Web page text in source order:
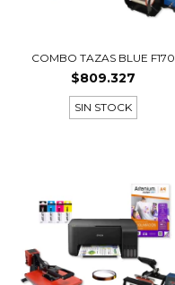
COMBO TAZAS BLUE F170
$809.327
SIN STOCK